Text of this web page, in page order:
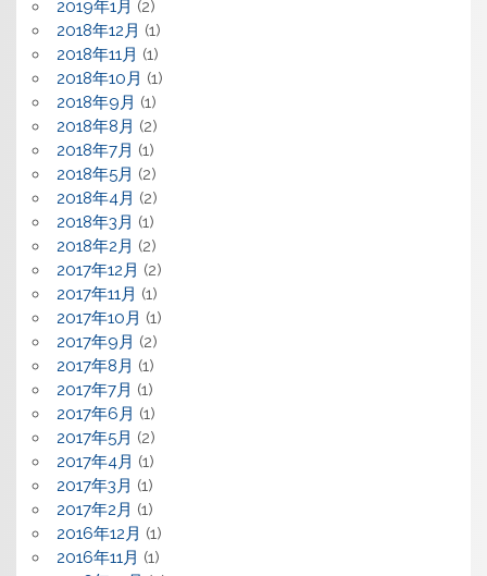
2019年1月 (2)
2018年12月 (1)
2018年11月 (1)
2018年10月 (1)
2018年9月 (1)
2018年8月 (2)
2018年7月 (1)
2018年5月 (2)
2018年4月 (2)
2018年3月 (1)
2018年2月 (2)
2017年12月 (2)
2017年11月 (1)
2017年10月 (1)
2017年9月 (2)
2017年8月 (1)
2017年7月 (1)
2017年6月 (1)
2017年5月 (2)
2017年4月 (1)
2017年3月 (1)
2017年2月 (1)
2016年12月 (1)
2016年11月 (1)